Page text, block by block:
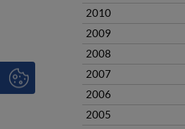
2010
2009
2008
2007
2006
2005